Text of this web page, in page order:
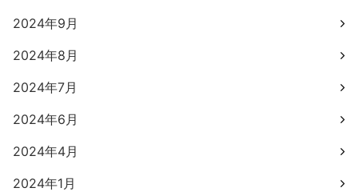
2024年9月
2024年8月
2024年7月
2024年6月
2024年4月
2024年1月